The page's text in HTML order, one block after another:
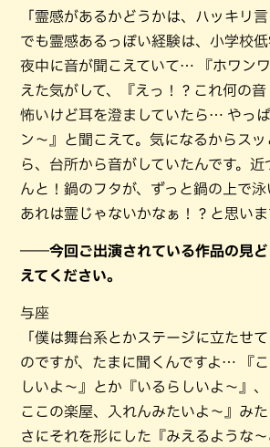
「霊感があるかどうかは、ハッキリ
でも霊感あるっぽい経験は、小学校低
夜中に音が聞こえていて… 『ホワン
えた気がして、『えっ！？これ何の音
怖いけど耳を澄ましていたら… やっ
ン〜』と聞こえて。気になるからス
ら、台所から音がしていたんです。
んと！鍋のフタが、ずっと鍋の上で泳
あれは霊じゃないかなぁ！？と思いま
――今回ご出演されている作品の見ど
えてください。
与座
「僕は舞台系とかステージに立たせ
のですが、たまに聞くんですよ… 『
しいよ～』とか『いるらしいよ〜』
ここの楽屋、入れんみたいよ〜』み
さにそれを形にした『みえるような